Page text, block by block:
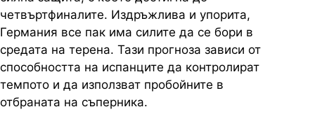
четвъртфиналите. Издръжлива и упорита,
Германия все пак има силите да се бори в
средата на терена. Тази прогноза зависи от
способността на испанците да контролират
темпото и да използват пробойните в
отбраната на съперника.